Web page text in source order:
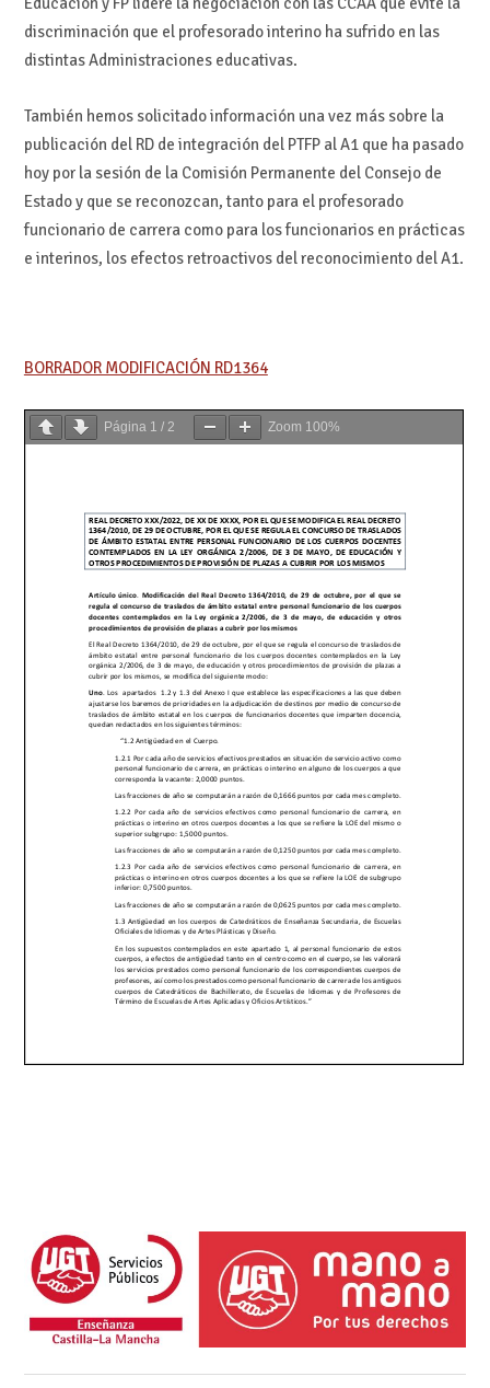
discriminación que el profesorado interino ha sufrido en las
distintas Administraciones educativas.
También hemos solicitado información una vez más sobre la
publicación del RD de integración del PTFP al A1 que ha pasado
hoy por la sesión de la Comisión Permanente del Consejo de
Estado y que se reconozcan, tanto para el profesorado
funcionario de carrera como para los funcionarios en prácticas
e interinos, los efectos retroactivos del reconocimiento del A1.
BORRADOR MODIFICACIÓN RD1364
Página 1 / 2 Zoom 100%